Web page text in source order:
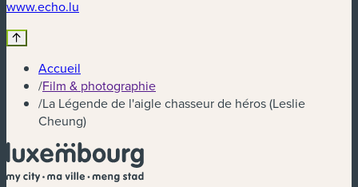
www.echo.lu
Accueil
/Film & photographie
/La Légende de l'aigle chasseur de héros (Leslie
Cheung)